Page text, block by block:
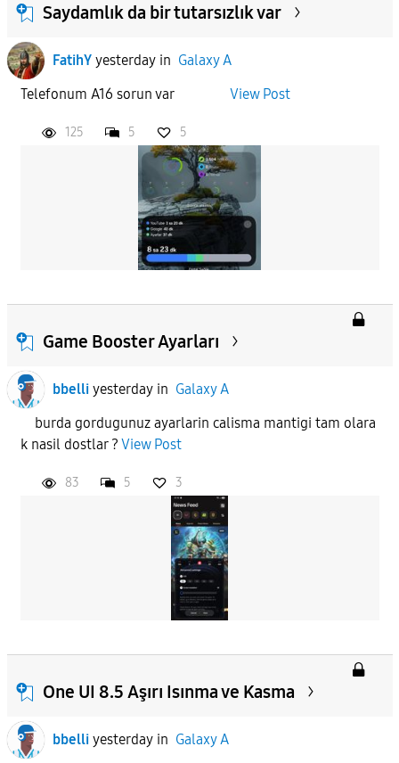
Saydamlık da bir tutarsızlık var
FatihY yesterdayin Galaxy A
Telefonum A16 sorun var View Post
125 5 5
Game Booster Ayarları
bbelli yesterdayin Galaxy A
burda gordugunuz ayarlarin calisma mantigi tam olara
k nasil dostlar ? View Post
83 5 3
One UI 8.5 Aşırı Isınma ve Kasma
bbelli yesterdayin Galaxy A